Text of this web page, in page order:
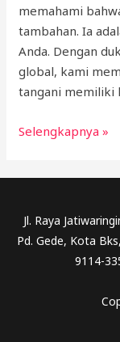
memahami
tambahan. Ia
Anda. Dengan
global, kami
tangani memiliki
KANOPI
Selengkapnya »
Jl. Raya
Pd. Gede, Kota
9114-